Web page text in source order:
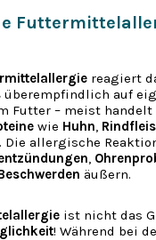
reagiert
überempfindlich auf
Futter – meist handelt
wie Huhn,
. Die allergische
,
äußern.
ist nicht das
! Während bei